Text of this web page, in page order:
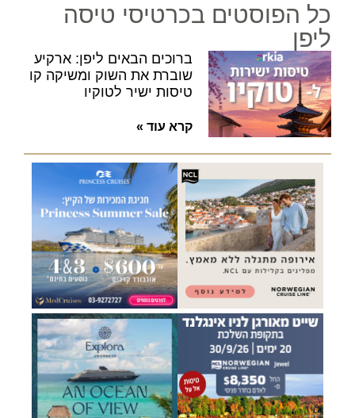
כל הפוסטים בכרטיסי טיסה
ליפן
ברוכים הבאים ליפן: ארקיע
שוברת את השוק ומשיקה קו
טיסות ישיר לטוקיו
קרא עוד »